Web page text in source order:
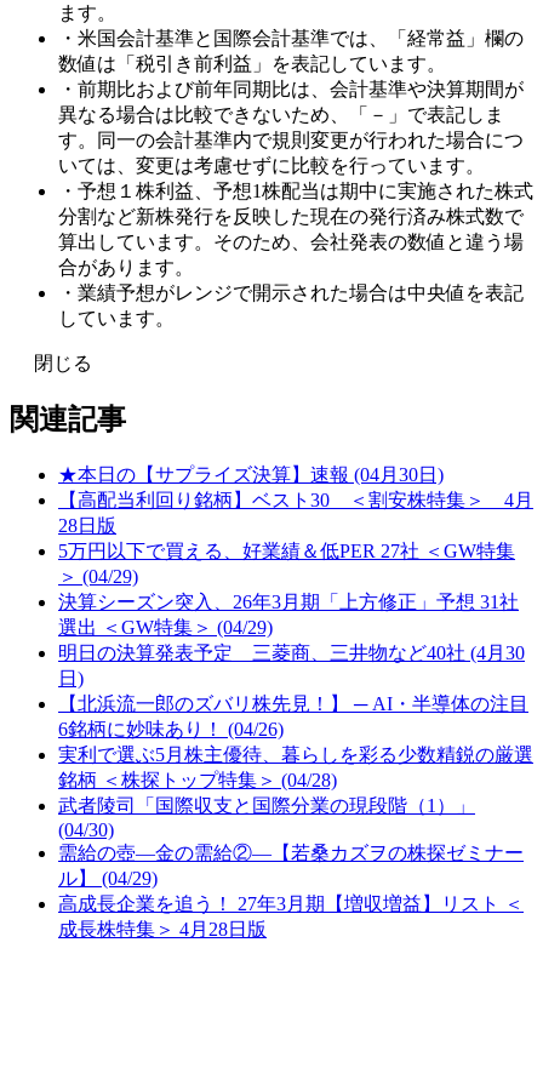
ます。
・米国会計基準と国際会計基準では、「経常益」欄の
数値は「税引き前利益」を表記しています。
・前期比および前年同期比は、会計基準や決算期間が
異なる場合は比較できないため、「－」で表記しま
す。同一の会計基準内で規則変更が行われた場合につ
いては、変更は考慮せずに比較を行っています。
・予想１株利益、予想1株配当は期中に実施された株式
分割など新株発行を反映した現在の発行済み株式数で
算出しています。そのため、会社発表の数値と違う場
合があります。
・業績予想がレンジで開示された場合は中央値を表記
しています。
閉じる
関連記事
★本日の【サプライズ決算】速報 (04月30日)
【高配当利回り銘柄】ベスト30 ＜割安株特集＞ 4月
28日版
5万円以下で買える、好業績＆低PER 27社 ＜GW特集
＞ (04/29)
決算シーズン突入、26年3月期「上方修正」予想 31社
選出 ＜GW特集＞ (04/29)
明日の決算発表予定 三菱商、三井物など40社 (4月30
日)
【北浜流一郎のズバリ株先見！】 ─ AI・半導体の注目
6銘柄に妙味あり！ (04/26)
実利で選ぶ5月株主優待、暮らしを彩る少数精鋭の厳選
銘柄 ＜株探トップ特集＞ (04/28)
武者陵司「国際収支と国際分業の現段階（1）」
(04/30)
需給の壺―金の需給②―【若桑カズヲの株探ゼミナー
ル】 (04/29)
高成長企業を追う！ 27年3月期【増収増益】リスト ＜
成長株特集＞ 4月28日版